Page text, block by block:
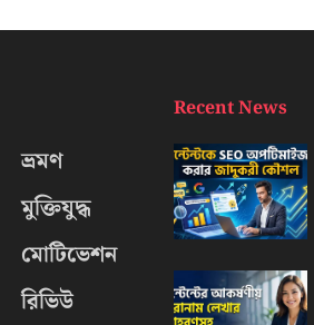
ভ্রমণ
মুক্তিযুদ্ধ
মোটিভেশন
রিভিউ
Recent News